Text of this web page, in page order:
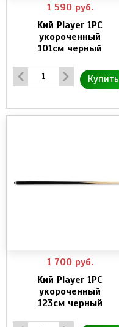
1 590 руб.
Кий Player 1PC
укороченный
101см черный
Купить
1 700 руб.
Кий Player 1PC
укороченный
123см черный